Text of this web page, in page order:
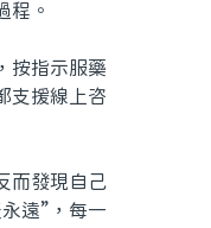
程。
按指示服藥
支援線上咨
而發現自己
遠”，每一